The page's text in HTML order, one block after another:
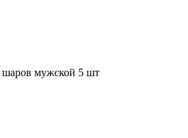
мужской 5 шт